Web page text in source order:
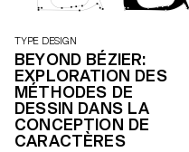
TYPE DESIGN
BEYOND BÉZIER:
EXPLORATION DES
MÉTHODES DE
DESSIN DANS LA
CONCEPTION DE
CARACTÈRES